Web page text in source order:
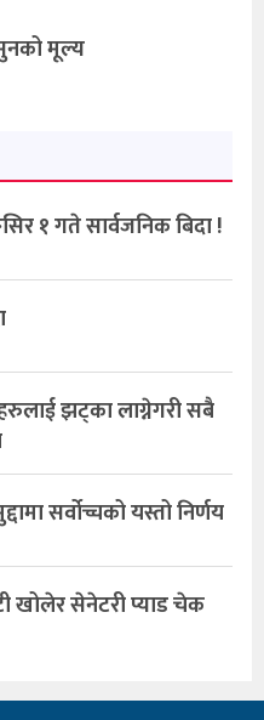
मूल्य
१ गते सार्वजनिक बिदा !
झट्का लाग्नेगरी सबै
सर्वोच्चको यस्तो निर्णय
खोलेर सेनेटरी प्याड चेक